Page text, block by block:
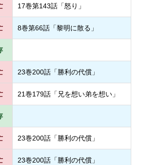
17巻第143話「怒り」
8巻第66話「黎明に散る」
23巻200話「勝利の代償」
21巻179話「兄を想い弟を想い」
23巻200話「勝利の代償」
23巻200話「勝利の代償」